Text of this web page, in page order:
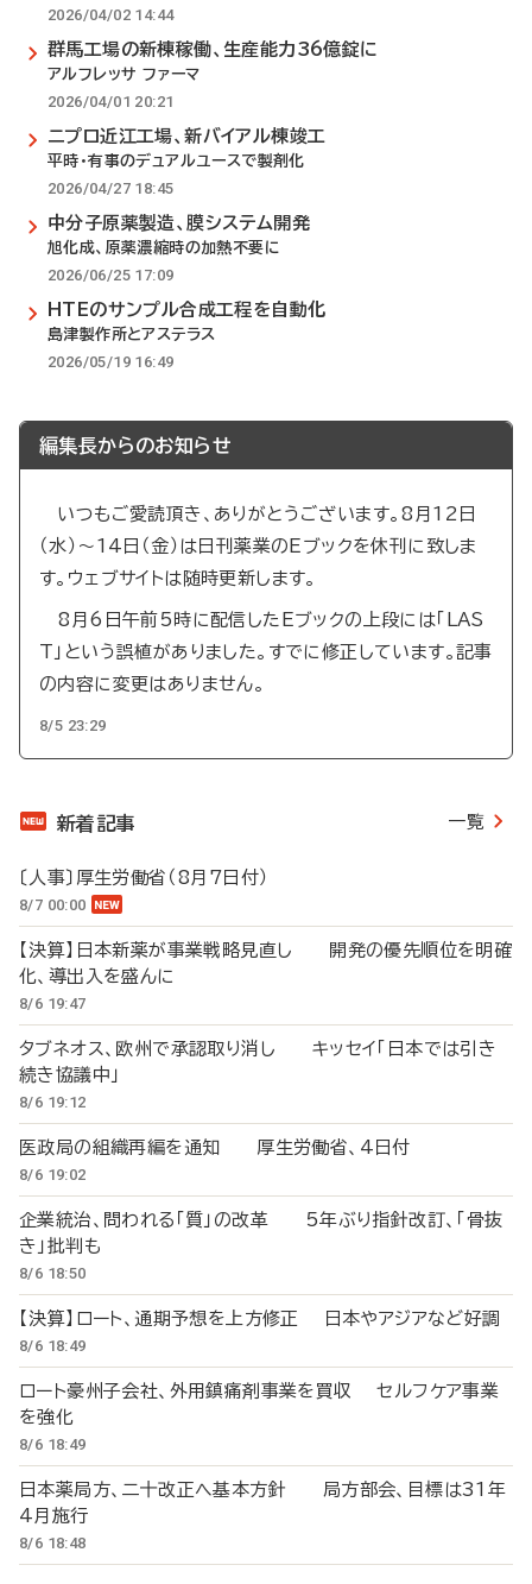
2026/04/02 14:44
群馬工場の新棟稼働、生産能力36億錠に
アルフレッサ ファーマ
2026/04/01 20:21
ニプロ近江工場、新バイアル棟竣工
平時・有事のデュアルユースで製剤化
2026/04/27 18:45
中分子原薬製造、膜システム開発
旭化成、原薬濃縮時の加熱不要に
2026/06/25 17:09
HTEのサンプル合成工程を自動化
島津製作所とアステラス
2026/05/19 16:49
編集長からのお知らせ
いつもご愛読頂き、ありがとうございます。8月12日
（水）～14日（金）は日刊薬業のEブックを休刊に致しま
す。ウェブサイトは随時更新します。
8月6日午前5時に配信したEブックの上段には「LAS
T」という誤植がありました。すでに修正しています。記事
の内容に変更はありません。
8/5 23:29
新着記事 一覧
〔人事〕厚生労働省（8月7日付）
8/7 00:00
【決算】日本新薬が事業戦略見直し 開発の優先順位を明確
化、導出入を盛んに
8/6 19:47
タブネオス、欧州で承認取り消し キッセイ「日本では引き
続き協議中」
8/6 19:12
医政局の組織再編を通知 厚生労働省、4日付
8/6 19:02
企業統治、問われる「質」の改革 5年ぶり指針改訂、「骨抜
き」批判も
8/6 18:50
【決算】ロート、通期予想を上方修正 日本やアジアなど好調
8/6 18:49
ロート豪州子会社、外用鎮痛剤事業を買収 セルフケア事業
を強化
8/6 18:49
日本薬局方、二十改正へ基本方針 局方部会、目標は31年
4月施行
8/6 18:48